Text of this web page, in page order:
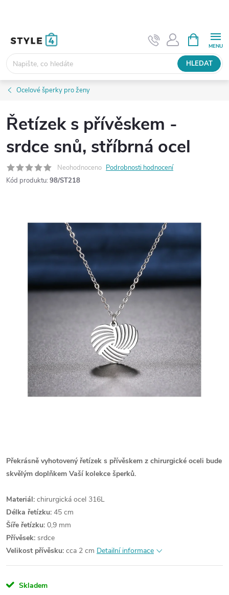
HLEDAT
NÁKUPNÍ
KOŠÍK
Ocelové šperky pro ženy
Řetízek s přívěskem -
srdce snů, stříbrná ocel
Neohodnoceno Podrobnosti hodnocení
Kód produktu: 98/ST218
Překrásně vyhotovený řetízek s přívěskem z chirurgické oceli bude
skvělým doplňkem Vaší kolekce šperků.
Materiál: chirurgická ocel 316L
Délka řetízku: 45 cm
Šíře řetízku: 0,9 mm
Přívěsek: srdce
Velikost přívěsku: cca 2 cm Detailní informace
Skladem